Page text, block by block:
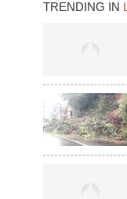
TRENDING IN